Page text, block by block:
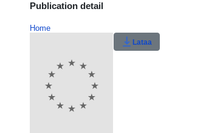
Publication detail
Home
Lataa